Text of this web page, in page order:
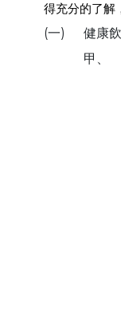
得充分的了解
(一)
健康
甲、